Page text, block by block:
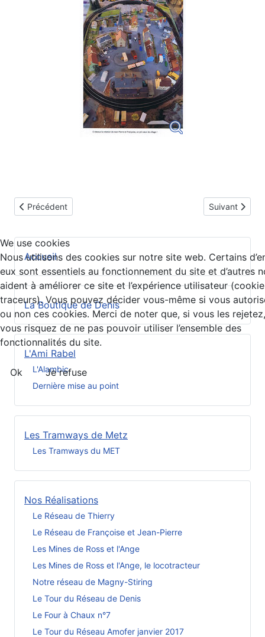
Article précédent : Le Réseau de Thierry
Précédent Article
Suivant
Accueil
La Boutique de Denis
L'Ami Rabel
L'Alambic
Dernière mise au point
Les Tramways de Metz
Les Tramways du MET
Nos Réalisations
Le Réseau de Thierry
Le Réseau de Françoise et Jean-Pierre
Les Mines de Ross et l'Ange
Les Mines de Ross et l'Ange, le locotracteur
Notre réseau de Magny-Stiring
Le Tour du Réseau de Denis
Le Four à Chaux n°7
Le Tour du Réseau Amofer janvier 2017
We use cookies
Nous utilisons des cookies sur notre site web. Certains
eux sont essentiels au fonctionnement du site et d’autres
aident à améliorer ce site et l’expérience utilisateur
traceurs). Vous pouvez décider vous-même si vous
ou non ces cookies. Merci de noter que, si vous les rejetez,
vous risquez de ne pas pouvoir utiliser l’ensemble des
fonctionnalités du site.
Ok Je refuse